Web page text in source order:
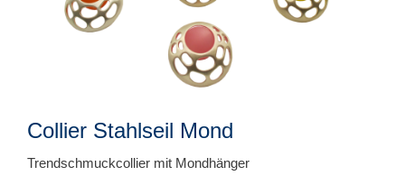
Collier Stahlseil Mond
Trendschmuckcollier mit Mondhänger